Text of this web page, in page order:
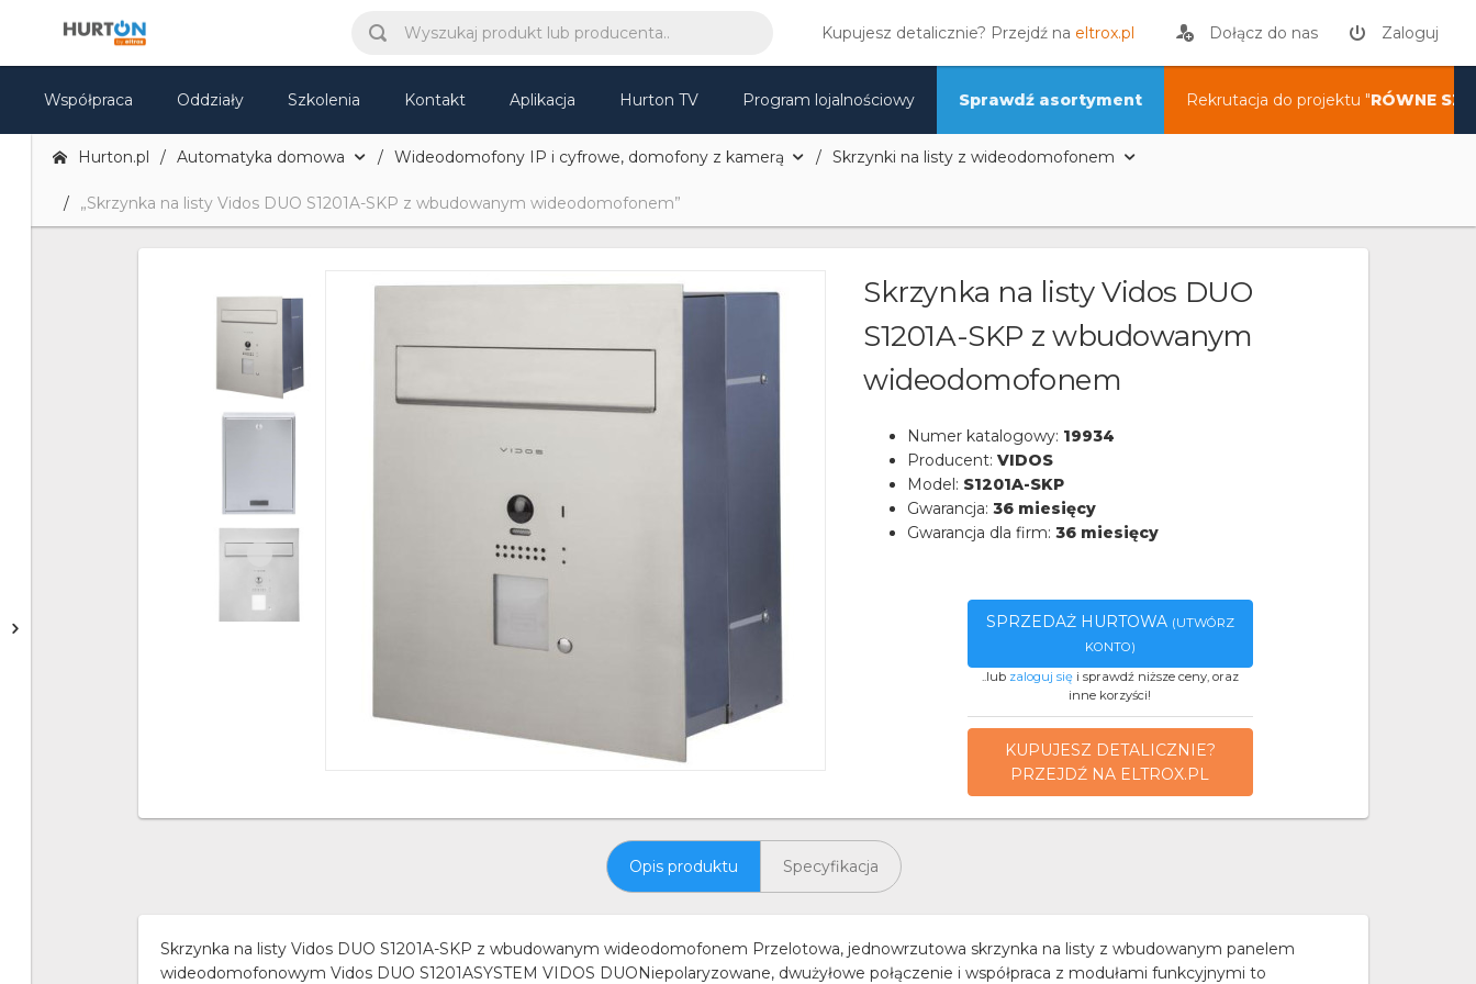
Kupujesz detalicznie? Przejdź na eltrox.pl Dołącz do nas Zaloguj
Współpraca Oddziały Szkolenia Kontakt Aplikacja Hurton TV Program lojalnościowy Sprawdź asortyment Rekrutacja do projektu "RÓWNE
Hurton.pl Automatyka domowa Wideodomofony IP i cyfrowe, domofony z kamerą Skrzynki na listy z wideodomofonem
„Skrzynka na listy Vidos DUO S1201A-SKP z wbudowanym wideodomofonem”
Skrzynka na listy Vidos DUO
S1201A-SKP z wbudowanym
wideodomofonem
Numer katalogowy: 19934
Producent: VIDOS
Model: S1201A-SKP
Gwarancja: 36 miesięcy
Gwarancja dla firm: 36 miesięcy
SPRZEDAŻ HURTOWA (UTWÓRZ
KONTO)
..lub zaloguj sięi sprawdź niższe ceny, oraz
inne korzyści!
KUPUJESZ DETALICZNIE?
PRZEJDŹ NA ELTROX.PL
Opis produktu Specyfikacja
Skrzynka na listy Vidos DUO S1201A-SKP z wbudowanym wideodomofonem Przelotowa, jednowrzutowa skrzynka na listy z wbudowanym panelem
wideodomofonowym Vidos DUO S1201ASYSTEM VIDOS DUONiepolaryzowane, dwużyłowe połączenie i współpraca z modułami funkcyjnymi to